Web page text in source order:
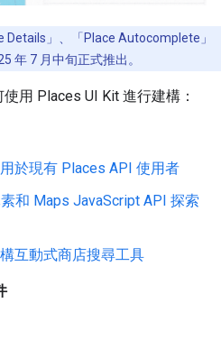
Details」、「Place Autocomplete」
年 7 月中旬正式推出。
用 Places UI Kit 進行建構：
於現有 Places API 使用者
和 Maps JavaScript API 探索
互動式商店搜尋工具